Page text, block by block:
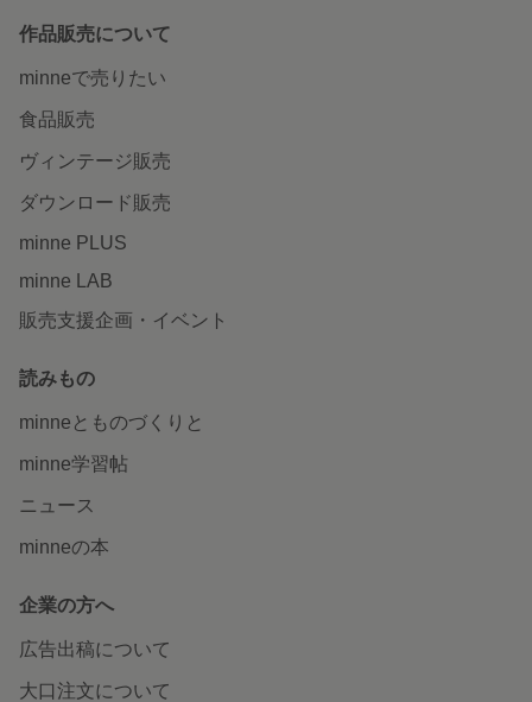
作品販売について
minneで売りたい
食品販売
ヴィンテージ販売
ダウンロード販売
minne PLUS
minne LAB
販売支援企画・イベント
読みもの
minneとものづくりと
minne学習帖
ニュース
minneの本
企業の方へ
広告出稿について
大口注文について